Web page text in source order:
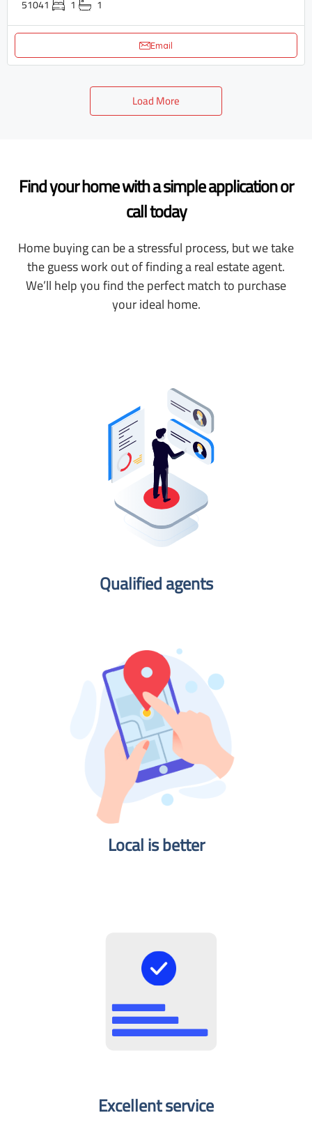
51041 1 1
Email
Load More
Find your home with a simple application or
call today
Home buying can be a stressful process, but we take
the guess work out of finding a real estate agent.
We’ll help you find the perfect match to purchase
your ideal home.
Qualified agents​
Local is better​
Excellent service